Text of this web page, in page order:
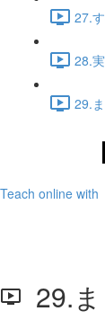
27.
28.
29.
Teach online with
29.